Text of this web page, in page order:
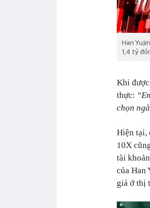
Han
1,4 tỷ
Khi
thực:
chọn
Hiện tại,
10X
tài
của Han
giá ở thị